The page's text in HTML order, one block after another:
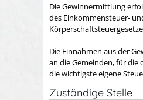
Die Gewinnermittlung
des Einkommensteuer-
Die Einnahmen aus der
an die Gemeinden, für die
die wichtigste eigene
Zuständige Stelle